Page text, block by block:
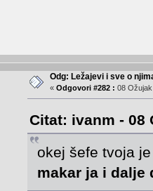
Odg: Ležajevi i sve o
« Odgovori #282 : 08
Citat: ivanm - 08
okej šefe tvoja
makar ja i dalje